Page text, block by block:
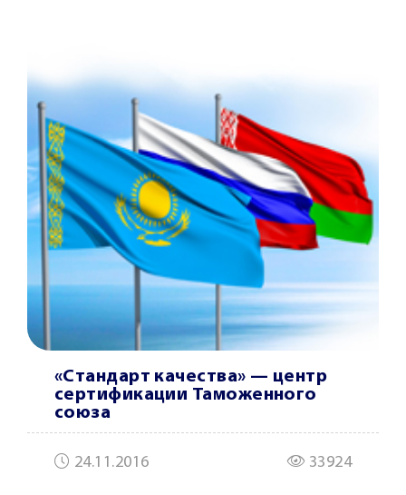
«Стандарт качества» — центр
сертификации Таможенного
союза
24.11.2016 33924